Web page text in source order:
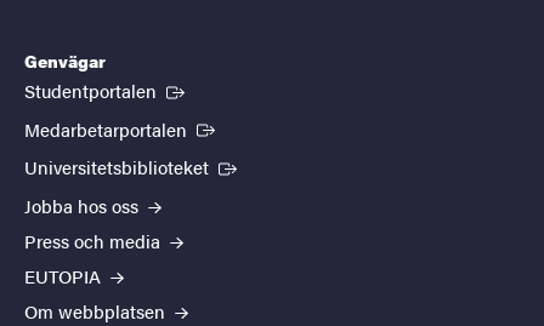
Genvägar
Studentportalen (Extern länk)
Medarbetarportalen (Extern länk)
Universitetsbiblioteket (Extern länk)
Jobba hos oss
Press och media
EUTOPIA
Om webbplatsen